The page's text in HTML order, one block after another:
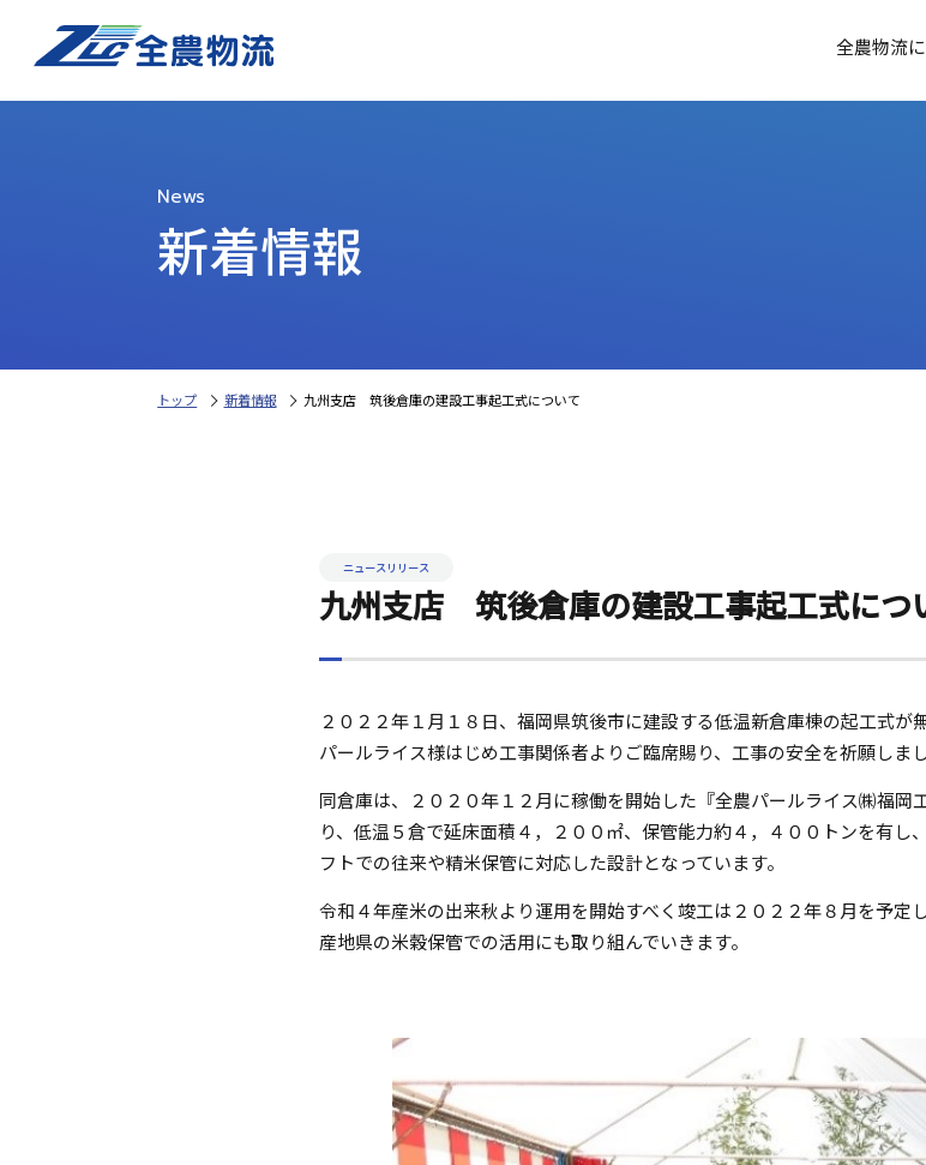
全農物流
News
新着情報
トップ 新着情報 九州支店 筑後倉庫の建設工事起工式について
九州支店 筑後倉庫の建設工事起工式につ
ニュースリリース
２０２２年１月１８日、福岡県筑後市に建設する低温新倉庫棟の起工式
パールライス様はじめ工事関係者よりご臨席賜り、工事の安全を祈願しまし
同倉庫は、２０２０年１２月に稼働を開始した『全農パールライス㈱福岡
り、低温５倉で延床面積４，２００㎡、保管能力約４，４００トンを有し
フトでの往来や精米保管に対応した設計となっています。
令和４年産米の出来秋より運用を開始すべく竣工は２０２２年８月を予定
産地県の米穀保管での活用にも取り組んでいきます。